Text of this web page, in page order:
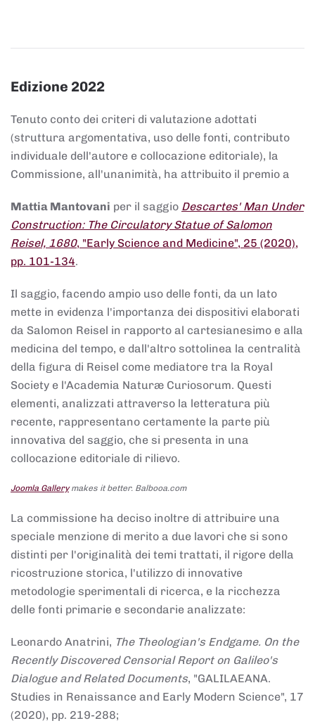
Edizione 2022
Tenuto conto dei criteri di valutazione adottati
(struttura argomentativa, uso delle fonti, contributo
individuale dell'autore e collocazione editoriale), la
Commissione, all'unanimità, ha attribuito il premio a
Mattia Mantovani per il saggio Descartes' Man Under
Construction: The Circulatory Statue of Salomon
Reisel, 1680, "Early Science and Medicine", 25 (2020),
pp. 101-134.
Il saggio, facendo ampio uso delle fonti, da un lato
mette in evidenza l'importanza dei dispositivi elaborati
da Salomon Reisel in rapporto al cartesianesimo e alla
medicina del tempo, e dall'altro sottolinea la centralità
della figura di Reisel come mediatore tra la Royal
Society e l'Academia Naturæ Curiosorum. Questi
elementi, analizzati attraverso la letteratura più
recente, rappresentano certamente la parte più
innovativa del saggio, che si presenta in una
collocazione editoriale di rilievo.
Joomla Gallerymakes it better. Balbooa.com
La commissione ha deciso inoltre di attribuire una
speciale menzione di merito a due lavori che si sono
distinti per l'originalità dei temi trattati, il rigore della
ricostruzione storica, l'utilizzo di innovative
metodologie sperimentali di ricerca, e la ricchezza
delle fonti primarie e secondarie analizzate:
Leonardo Anatrini, The Theologian's Endgame. On the
Recently Discovered Censorial Report on Galileo's
Dialogue and Related Documents, "GALILAEANA.
Studies in Renaissance and Early Modern Science", 17
(2020), pp. 219-288;